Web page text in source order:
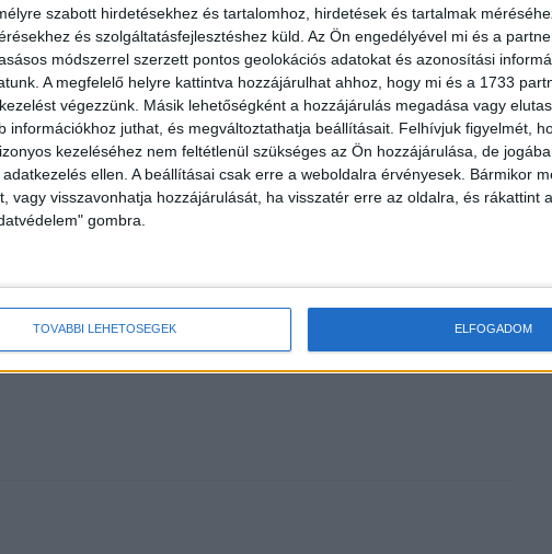
szabott hirdetésekhez és tartalomhoz, hirdetések és tartalmak
és szolgáltatásfejlesztéshez küld. Az Ön engedélyével mi és a
módszerrel szerzett pontos geolokációs adatokat és azonosítási
A megfelelő helyre kattintva hozzájárulhat ahhoz, hogy mi és a 1733
végezzünk. Másik lehetőségként a hozzájárulás megadása vagy
információkhoz juthat, és megváltoztathatja beállításait. Felhívjuk figyelmét,
kezeléséhez nem feltétlenül szükséges az Ön hozzájárulása, de
ellen. A beállításai csak erre a weboldalra érvényesek. Bármikor
vagy visszavonhatja hozzájárulását, ha visszatér erre az oldalra, és rákattint
gombra.
TOVÁBBI LEHETŐSÉGEK ELFOGADOM
segített kreativitásukat vállalkozássá alakítani és következő
év során több mint 30 milliárd dollárt fizettünk ki
új módját jelenti a YouTube-on, és a vállalat különböző
az alkotók tartalomért való jutalmazására, beleértve a nemrég
dolláros alapot, amelyet 2021-2022 folyamán osztanak szét.
működik, és még csak most fogtunk bele. Alig várjuk, hogy
egy első osztályú rövid videós élmény kialakításában a
szerdán lesz elérhető mindenki számára.